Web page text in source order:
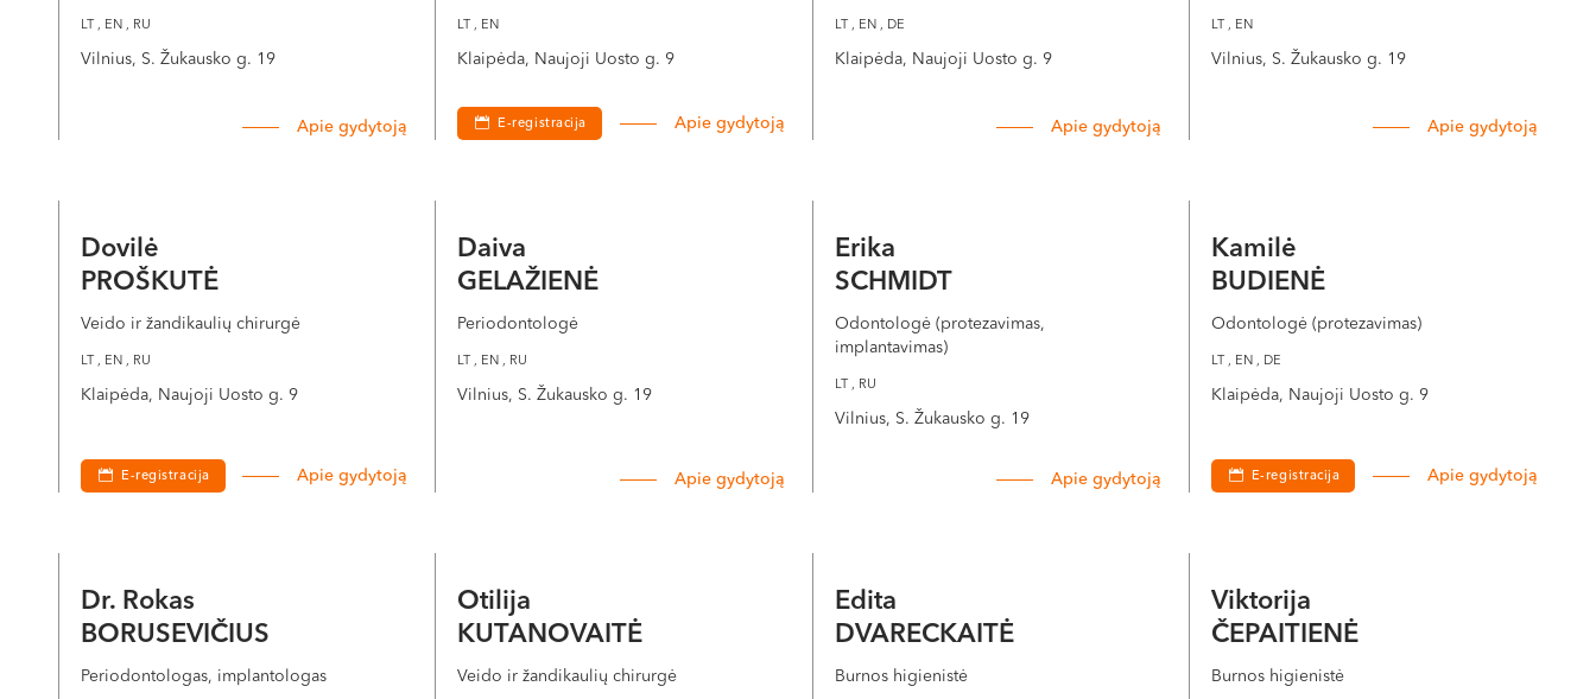
LT , EN , RU
Vilnius, S. Žukausko g. 19
Apie gydytoją
LT , EN
Klaipėda, Naujoji Uosto g. 9
E-registracija Apie gydytoją
LT , EN , DE
Klaipėda, Naujoji Uosto g. 9
Apie gydytoją
LT , EN
Vilnius, S. Žukausko g. 19
Apie gydytoją
Dovilė
PROŠKUTĖ
Veido ir žandikaulių chirurgė
LT , EN , RU
Klaipėda, Naujoji Uosto g. 9
E-registracija Apie gydytoją
Daiva
GELAŽIENĖ
Periodontologė
LT , EN , RU
Vilnius, S. Žukausko g. 19
Apie gydytoją
Erika
SCHMIDT
Odontologė (protezavimas,
implantavimas)
LT , RU
Vilnius, S. Žukausko g. 19
Apie gydytoją
Kamilė
BUDIENĖ
Odontologė (protezavimas)
LT , EN , DE
Klaipėda, Naujoji Uosto g. 9
E-registracija Apie gydytoją
Dr. Rokas
BORUSEVIČIUS
Periodontologas, implantologas
Otilija
KUTANOVAITĖ
Veido ir žandikaulių chirurgė
Edita
DVARECKAITĖ
Burnos higienistė
Viktorija
ČEPAITIENĖ
Burnos higienistė